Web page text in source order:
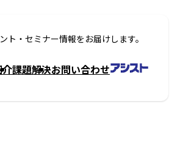
・セミナー情報をお届けします。
課題解決お問い合わせ